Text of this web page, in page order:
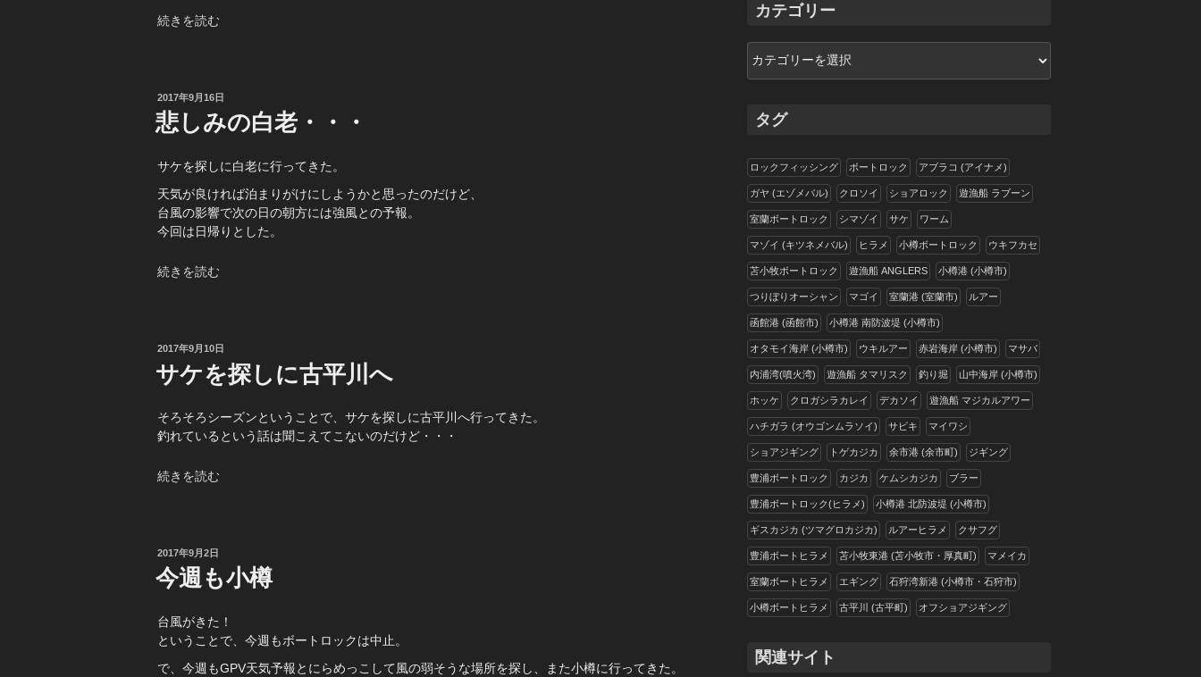
“ボ
ッ
ク
最
戦！”
の
続きを読む
投
稿
日:
2017年9月16日
悲しみの白老・・・
サケを探しに白老に行ってきた。
天気が良ければ泊まりがけにしようかと思ったのだけど、
台風の影響で次の日の朝方には強風との予報。
今回は日帰りとした。
“悲
白
老・・・”
の
続きを読む
投
日:
2017年9月10日
サケを探しに古平川へ
そろそろシーズンということで、サケを探しに古平川へ行ってきた。
釣れているという話は聞こえてこないのだけど・・・
“サ
し
に
古
川
へ”
の
続きを読む
投
稿
日:
2017年9月2日
今週も小樽
台風がきた！
ということで、今週もボートロックは中止。
で、今週もGPV天気予報とにらめっこして風の弱そうな場所を探し、また小樽に行ってきた。
ブ
カテゴリー
ー
タグ
ロックフィッシング ボートロック アブラコ (アイナメ)
ガヤ (エゾメバル) クロソイ ショアロック 遊漁船 ラブーン
室蘭ボートロック シマゾイ サケ ワーム
マゾイ (キツネメバル) ヒラメ 小樽ボートロック ウキフカセ
苫小牧ボートロック 遊漁船 ANGLERS 小樽港 (小樽市)
つりぼりオーシャン マゴイ 室蘭港 (室蘭市) ルアー
函館港 (函館市) 小樽港 南防波堤 (小樽市)
オタモイ海岸 (小樽市) ウキルアー 赤岩海岸 (小樽市) マサバ
内浦湾(噴火湾) 遊漁船 タマリスク 釣り堀 山中海岸 (小樽市)
ホッケ クロガシラカレイ デカソイ 遊漁船 マジカルアワー
ハチガラ (オウゴンムラソイ) サビキ マイワシ
ショアジギング トゲカジカ 余市港 (余市町) ジギング
豊浦ボートロック カジカ ケムシカジカ ブラー
豊浦ボートロック(ヒラメ) 小樽港 北防波堤 (小樽市)
ギスカジカ (ツマグロカジカ) ルアーヒラメ クサフグ
豊浦ボートヒラメ 苫小牧東港 (苫小牧市・厚真町) マメイカ
室蘭ボートヒラメ エギング 石狩湾新港 (小樽市・石狩市)
小樽ボートヒラメ 古平川 (古平町) オフショアジギング
関連サイト